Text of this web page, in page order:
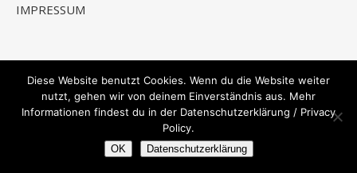
IMPRESSUM
Diese Website benutzt Cookies. Wenn du die Website weiter
nutzt, gehen wir von deinem Einverständnis aus. Mehr
Informationen findest du in der Datenschutzerklärung / Privacy
Policy.
OK Datenschutzerklärung